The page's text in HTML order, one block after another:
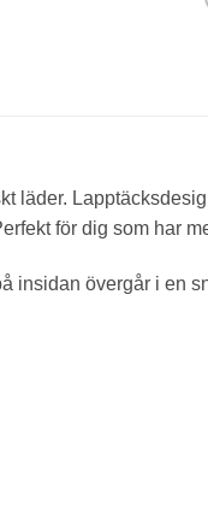
läder.
för dig som har
insidan övergår i en